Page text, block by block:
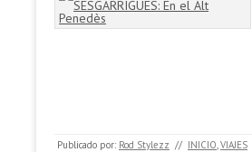
Publicado por: Rod Stylezz // INICIO,VIAJES